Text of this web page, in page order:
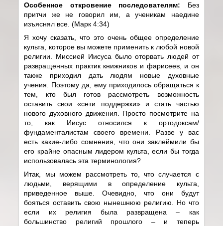
Особенное откровение последователям: Без
притчи же не говорил им, а ученикам наедине
изъяснял все. (Марк 4:34)
Я хочу сказать, что это очень общее определение
культа, которое вы можете применить к любой новой
религии. Миссией Иисуса было оторвать людей от
развращенных практик книжников и фарисеев, и он
также приходил дать людям новые духовные
учения. Поэтому да, ему приходилось обращаться к
тем, кто был готов рассмотреть возможность
оставить свои «сети поддержки» и стать частью
нового духовного движения. Просто посмотрите на
то, как Иисус относился к ортодоксам/
фундаменталистам своего времени. Разве у вас
есть какие-либо сомнения, что они заклеймили бы
его крайне опасным лидером культа, если бы тогда
использовалась эта терминология?
Итак, мы можем рассмотреть то, что случается с
людьми, верящими в определение культа,
приведенное выше. Очевидно, что они будут
бояться оставить свою нынешнюю религию. Но что
если их религия была развращена – как
большинство религий прошлого – и теперь